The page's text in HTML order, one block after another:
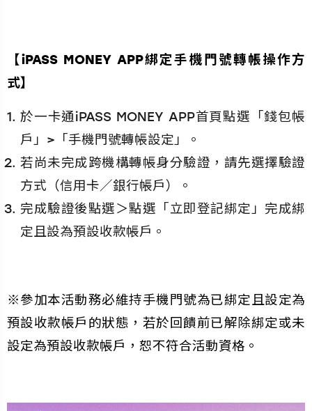
【iPASS MONEY APP綁定手機門號轉帳操作方
式】
於一卡通iPASS MONEY APP首頁點選「錢包帳
戶」>「手機門號轉帳設定」。
若尚未完成跨機構轉帳身分驗證，請先選擇驗證
方式（信用卡／銀行帳戶）。
完成驗證後點選＞點選「立即登記綁定」完成綁
定且設為預設收款帳戶。
※參加本活動務必維持手機門號為已綁定且設定為
預設收款帳戶的狀態，若於回饋前已解除綁定或未
設定為預設收款帳戶，恕不符合活動資格。